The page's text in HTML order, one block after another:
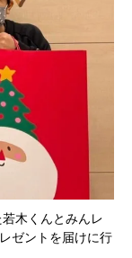
木くんとみんレ
ゼントを届けに行